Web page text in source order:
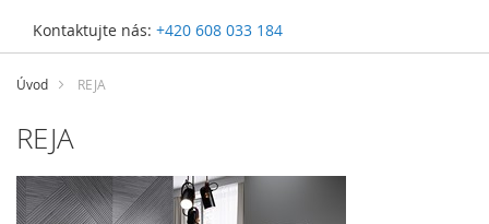
Kontaktujte nás: +420 608 033 184
Přejít
obsah
Úvod REJA
REJA